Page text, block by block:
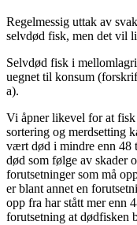
Regelmessig uttak av
selvdød fisk, men det vil
Selvdød fisk i
uegnet til konsum
a).
Vi åpner likevel for at
sortering og merdsetting
vært død i mindre enn 48
død som følge av skader
forutsetninger som må
er blant annet en
opp fra har stått mer enn
forutsetning at dødfisken